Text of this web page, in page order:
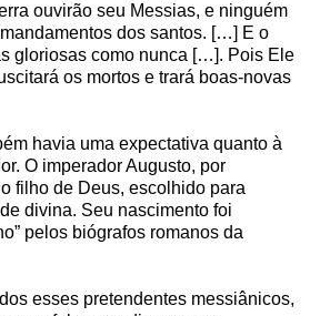
ouvirão seu Messias, e ninguém
dos santos. […] E o
gloriosas como nunca […]. Pois Ele
os mortos e trará boas-novas
havia uma expectativa quanto à
O imperador Augusto, por
filho de Deus, escolhido para
divina. Seu nascimento foi
pelos biógrafos romanos da
esses pretendentes messiânicos,